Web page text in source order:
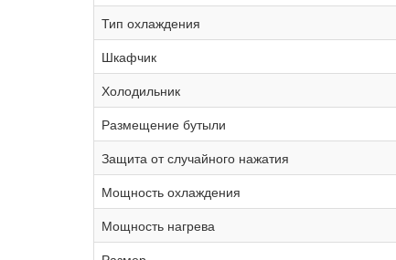
Тип охлаждения
Шкафчик
Холодильник
Размещение бутыли
Защита от случайного нажатия
Мощность охлаждения
Мощность нагрева